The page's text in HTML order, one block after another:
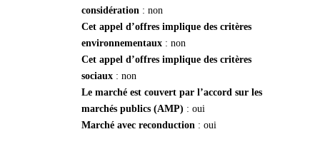
considération : non
Cet appel d’offres implique des critères
environnementaux : non
Cet appel d’offres implique des critères
sociaux : non
Le marché est couvert par l’accord sur les
marchés publics (AMP) : oui
Marché avec reconduction : oui